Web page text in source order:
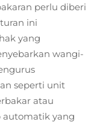
perlu diberi
ini
yang
wangi-
seperti unit
atau
yang